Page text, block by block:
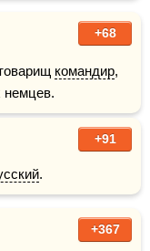
+68
командир,
немцев.
+91
.
+367